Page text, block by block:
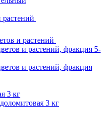
и растений
и растений, фракция 5-
и растений, фракция
3 кг
3 кг